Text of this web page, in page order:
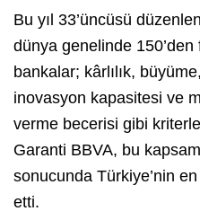
Bu yıl 33’üncüsü
dünya genelinde
bankalar; kârlılık,
inovasyon kapasitesi ve
verme becerisi gibi
Garanti BBVA, bu
sonucunda Türkiye’nin
etti.